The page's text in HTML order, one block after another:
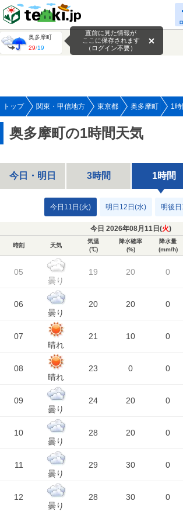
奥多摩町
29/19
直前に見た情報が
ここに保存されます
（ログイン不要）
トップ 関東・甲信地方 東京都 奥多摩町 1
奥多摩町の1時間天気
今日・明日 3時間 1時間
今日11日(火) 明日12日(水) 明後
今日 2026年08月11日(火)
時刻 天気
気温
(℃)
降水確率
(%)
降水量
(mm/h)
05
曇り
19 20 0
06
曇り
20 20 0
07
晴れ
21 10 0
08
晴れ
23 0 0
09
曇り
24 20 0
10
曇り
28 20 0
11
曇り
29 30 0
12
曇り
28 30 0